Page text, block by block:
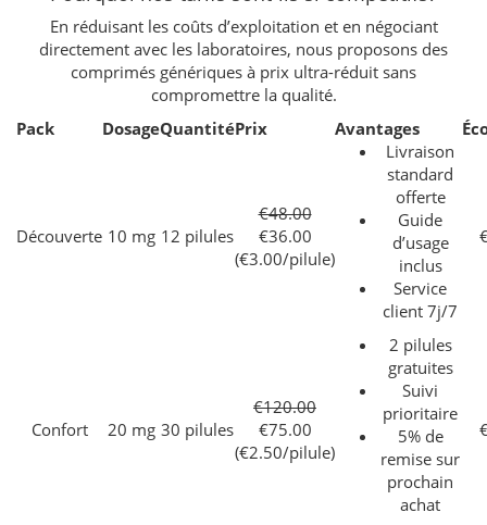
En réduisant les coûts d’exploitation et en négociant
directement avec les laboratoires, nous proposons des
comprimés génériques à prix ultra-réduit sans
compromettre la qualité.
Pack
DosageQuantitéPrix Avantages
Découverte 10 mg 12 pilules
€48.00
€36.00
(€3.00/pilule)
Livraison
standard
offerte
Guide
d’usage
inclus
Service
client 7j/7
Confort 20 mg 30 pilules
€120.00
€75.00
(€2.50/pilule)
2 pilules
gratuites
Suivi
prioritaire
5% de
remise sur
prochain
achat